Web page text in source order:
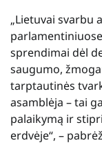
„Lietuvai svarbu
sprendimai dėl
saugumo,
tarptautinės
asamblėja – tai
palaikymą ir
erdvėje“, –